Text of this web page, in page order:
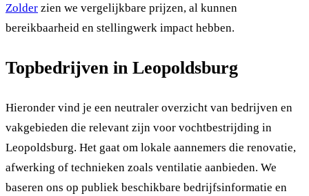
Zolder zien we vergelijkbare prijzen, al kunnen
bereikbaarheid en stellingwerk impact hebben.
Topbedrijven in Leopoldsburg
Hieronder vind je een neutraler overzicht van bedrijven en
vakgebieden die relevant zijn voor vochtbestrijding in
Leopoldsburg. Het gaat om lokale aannemers die renovatie,
afwerking of technieken zoals ventilatie aanbieden. We
baseren ons op publiek beschikbare bedrijfsinformatie en